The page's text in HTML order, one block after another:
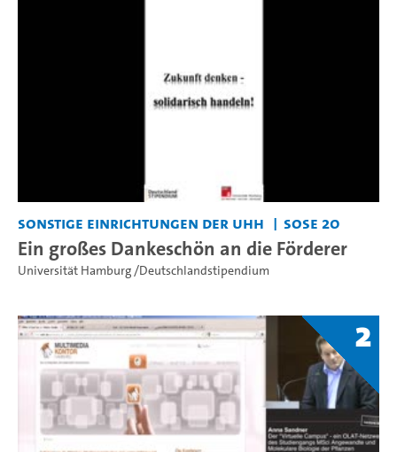
Sonstige Einrichtungen der UHH SoSe 20
Ein großes Dankeschön an die Förderer
Universität Hamburg /Deutschlandstipendium
2